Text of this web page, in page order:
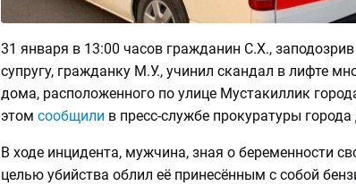
31 января в 13:00 часов гражданин С.Х.,
супругу, гражданку М.У., учинил скандал в лифте
дома, расположенного по улице Мустакиллик
этом сообщили в пресс-службе прокуратуры
В ходе инцидента, мужчина, зная о беременности
целью убийства облил её принесённым с собой